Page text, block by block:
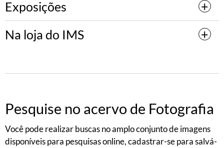
Exposições
Na loja do IMS
Pesquise no acervo de Fotografia
Você pode realizar buscas no amplo conjunto de imagens
disponíveis para pesquisas online, cadastrar-se para salvá-